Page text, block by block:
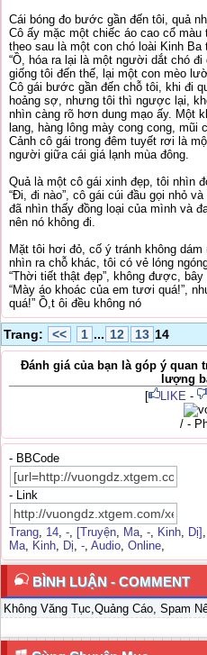
Cái bóng đo bước gần đến tôi, quả
Cô ấy mặc một chiếc áo cao cổ
theo sau là một con chó loài Kinh Ba
“Ồ, hóa ra lại là một người dắt chó
giống tôi đến thế, lại một con mèo
Cô gái bước gần đến chỗ tôi, khi đi
hoảng sợ, nhưng tôi thì ngược lại,
nhìn càng rõ hơn dung mạo ấy. Một
lang, hàng lông mày cong cong, mũi
Cảnh cô gái trong đêm tuyết rơi là
người giữa cái giá lạnh mùa đông.
Quả là một cô gái xinh đẹp, tôi nhìn
“Đi, đi nào”, cô gái cúi đầu gọi nhỏ
đã nhìn thấy đồng loại của mình và
nên nó không đi.
Mặt tôi hơi đỏ, cố ý tránh không
nhìn ra chỗ khác, tôi có vẻ lóng
“Thời tiết thật đẹp”, không được,
“Mày áo khoác của em tươi quá!”,
quá!” Ồ,t ôi đều không nó
Trang: << 1 ... 12 13 14
Đánh giá của bạn là góp ý quan
lượng
[
LIKE -
/ -
- BBCode
- Link
Trang, 14, -, [Truyện, Ma, -, Kinh, Dị] ,
Ma, Kinh, Dị, -, Audio, Online,
BÌNH LUẬN - COMMENT
Không Văng Tục,Quảng Cáo, Spam